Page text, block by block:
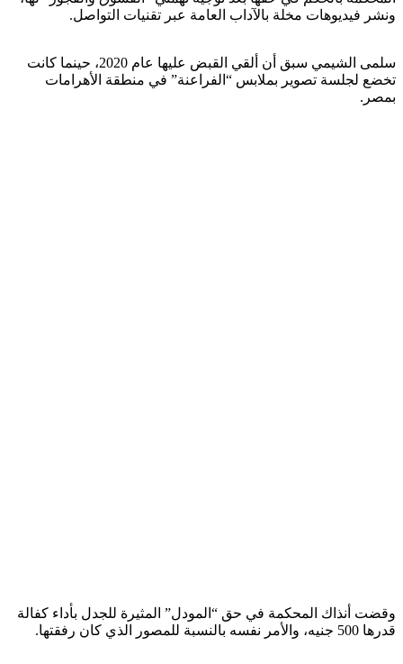
ونشر فيديوهات مخلة بالآداب العامة عبر تقنيات التواصل.
سلمى الشيمي سبق أن ألقي القبض عليها عام 2020، حينما كانت
تخضع لجلسة تصوير بملابس “الفراعنة” في منطقة الأهرامات
بمصر.
وقضت أنذاك المحكمة في حق “المودل” المثيرة للجدل بأداء كفالة
قدرها 500 جنيه، والأمر نفسه بالنسبة للمصور الذي كان رفقتها.